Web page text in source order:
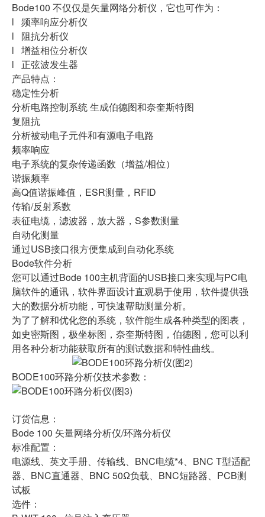
Bode100 不仅仅是矢量网络分析仪，它也可作为：
l 频率响应分析仪
l 阻抗分析仪
l 增益相位分析仪
l 正弦波发生器
产品特点：
稳定性分析
分析电路控制系统 生成伯德图和奈奎斯特图
复阻抗
分析被动电子元件和有源电子电路
频率响应
电子系统的复杂传递函数（增益/相位）
谐振频率
高Q值谐振峰值，ESR测量，RFID
传输/反射系数
表征电缆，滤波器，放大器，S参数测量
自动化测量
通过USB接口很方便集成到自动化系统
Bode软件分析
您可以通过Bode 100主机背面的USB接口来实现与PC电
脑软件的通讯，软件界面设计直观易于使用，软件提供强
大的数据分析功能，可快速帮助测量分析。
为了了解和优化您的系统，软件能生成各种类型的图表，
如史密斯图，极坐标图，奈奎斯特图，伯德图，您可以利
用各种分析功能获取所有的测试数据和特性曲线。
BODE100环路分析仪技术参数：
订货信息：
Bode 100 矢量网络分析仪/环路分析仪
标准配置：
电源线、英文手册、传输线、BNC电缆*4、BNC T型适配
器、BNC直通器、BNC 50Ω负载、BNC短路器、PCB测
试板
选件：